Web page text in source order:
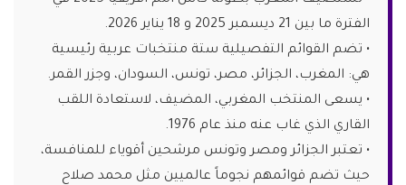
الفترة ما بين 21 ديسمبر 2025 و 18 يناير 2026.
• تضم القوائم التفصيلية ستة منتخبات عربية رئيسية
هي: المغرب، الجزائر، مصر، تونس، السودان، وجزر القمر.
• يسعى المنتخب المغربي، المضيف، لاستعادة اللقب
القاري الذي غاب عنه منذ عام 1976.
• تعتبر الجزائر ومصر وتونس مرشحين أقوياء للمنافسة،
حيث تضم قوائمهم نجوماً عالميين مثل محمد صلاح